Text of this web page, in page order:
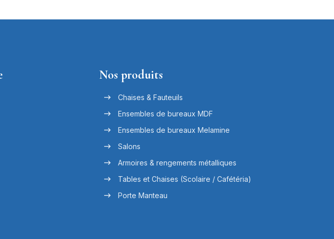
Nos produits
Chaises & Fauteuils
Ensembles de bureaux MDF
Ensembles de bureaux Melamine
Salons
Armoires & rengements métalliques
Tables et Chaises (Scolaire / Cafétéria)
Porte Manteau